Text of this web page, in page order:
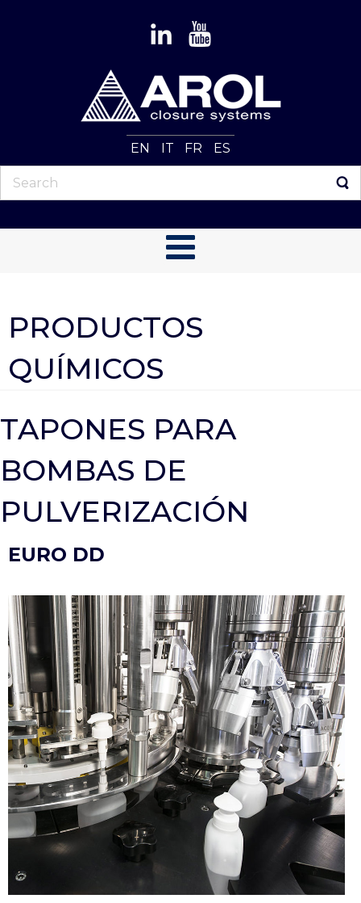
EN IT FR ES
PRODUCTOS
QUÍMICOS
TAPONES PARA
BOMBAS DE
PULVERIZACIÓN
EURO DD